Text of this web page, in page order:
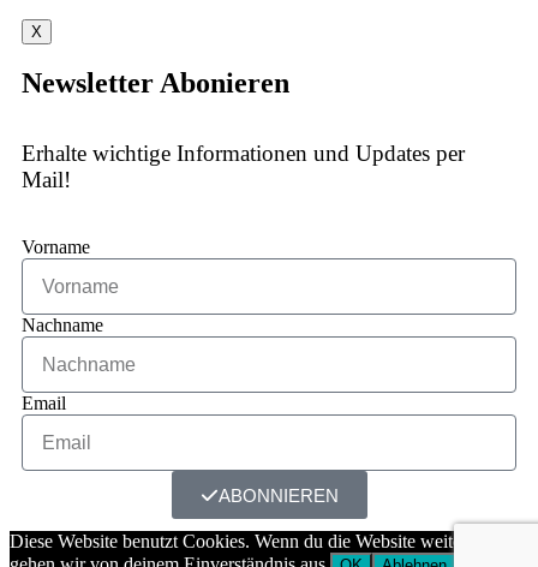
X
Newsletter Abonieren
Erhalte wichtige Informationen und Updates per
Mail!
Vorname
Nachname
Email
ABONNIEREN
Diese Website benutzt Cookies. Wenn du die Website weiter nutzt,